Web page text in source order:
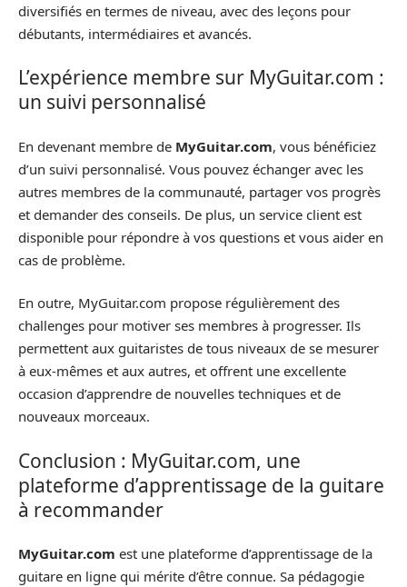
diversifiés en termes de niveau, avec des leçons pour
débutants, intermédiaires et avancés.
L’expérience membre sur MyGuitar.com :
un suivi personnalisé
En devenant membre de MyGuitar.com, vous bénéficiez
d’un suivi personnalisé. Vous pouvez échanger avec les
autres membres de la communauté, partager vos progrès
et demander des conseils. De plus, un service client est
disponible pour répondre à vos questions et vous aider en
cas de problème.
En outre, MyGuitar.com propose régulièrement des
challenges pour motiver ses membres à progresser. Ils
permettent aux guitaristes de tous niveaux de se mesurer
à eux-mêmes et aux autres, et offrent une excellente
occasion d’apprendre de nouvelles techniques et de
nouveaux morceaux.
Conclusion : MyGuitar.com, une
plateforme d’apprentissage de la guitare
à recommander
MyGuitar.com est une plateforme d’apprentissage de la
guitare en ligne qui mérite d’être connue. Sa pédagogie